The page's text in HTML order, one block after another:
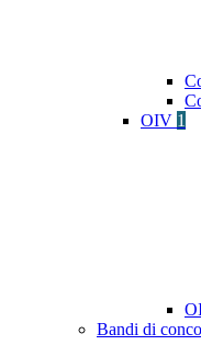
OIV 1
Bandi di